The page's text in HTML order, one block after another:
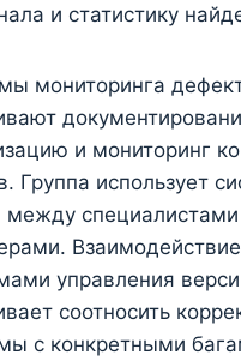
и статистику
мониторинга
и мониторинг
Группа использует
специалистами
управления
соотносить
с конкретными